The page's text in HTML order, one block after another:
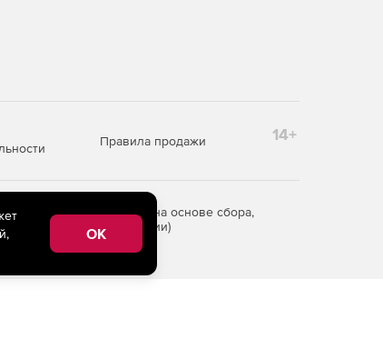
Правила продажи 14+
информации на основе сбора,
Российской Федерации)
OK